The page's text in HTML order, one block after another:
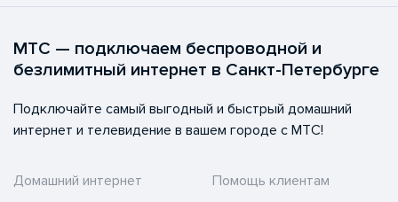
МТС — подключаем беспроводной и
безлимитный интернет в Санкт-Петербурге
Подключайте самый выгодный и быстрый домашний
интернет и телевидение в вашем городе с МТС!
Домашний интернет
Помощь клиентам